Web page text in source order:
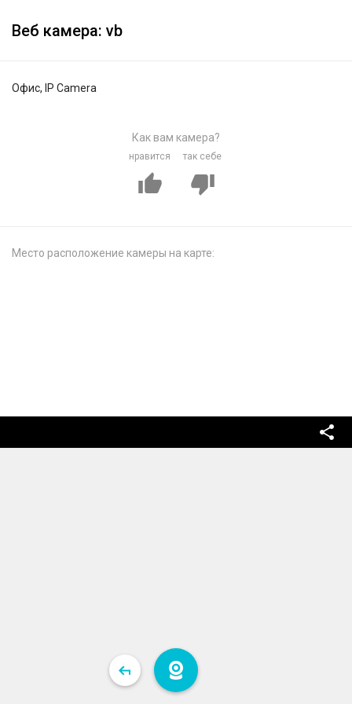
Веб камера: vb
Офис, IP Camera
Как вам камера?
нравится так себе
Место расположение камеры на карте: